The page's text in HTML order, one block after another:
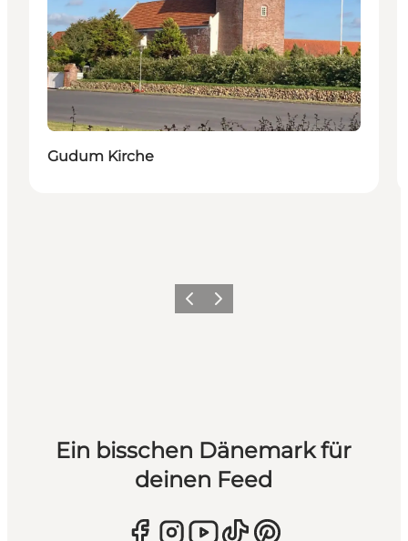
Gudum Kirche
ZurückWeiter
Ein bisschen Dänemark für
deinen Feed